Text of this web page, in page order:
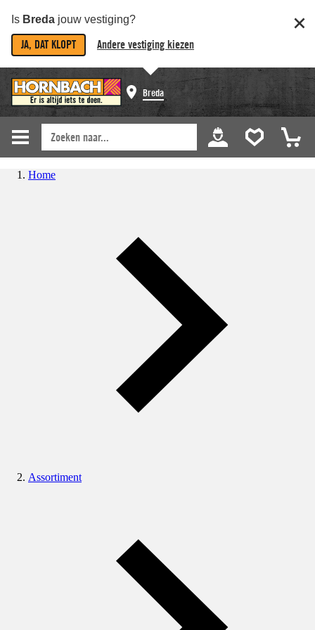
Is Breda jouw vestiging?
JA, DAT KLOPT Andere vestiging kiezen
Breda
Home
Assortiment